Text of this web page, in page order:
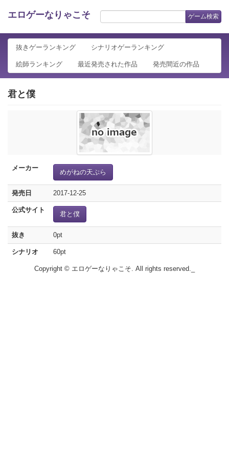
エロゲーなりゃこそ ゲーム検索
抜きゲーランキング シナリオゲーランキング
絵師ランキング 最近発売された作品 発売間近の作品
君と僕
メーカー
めがねの天ぷら
発売日 2017-12-25
公式サイト
君と僕
抜き 0pt
シナリオ 60pt
Copyright © エロゲーなりゃこそ. All rights reserved._